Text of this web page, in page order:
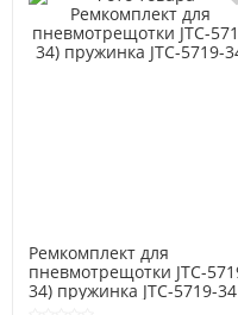
Ремкомплект для
пневмотрещотки JTC-
34) пружинка JTC-5719-34